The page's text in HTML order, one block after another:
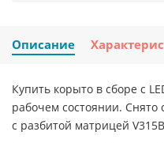
Описание
Купить корыто в сборе с
рабочем состоянии. Снято
с разбитой матрицей